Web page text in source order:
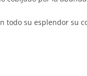
todo su esplendor su